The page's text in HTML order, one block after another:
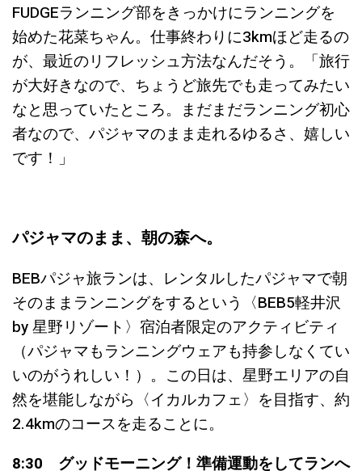
FUDGEランニング部をきっかけにランニングを
始めた花菜ちゃん。仕事終わりに3kmほど走るの
が、最近のリフレッシュ方法なんだそう。「旅行
が大好きなので、ちょうど旅先でも走ってみたい
なと思っていたところ。まだまだランニング初心
者なので、パジャマのまま走れるゆるさ、嬉しい
です！」
パジャマのまま、朝の森へ。
BEBパジャ旅ランは、レンタルしたパジャマで朝
そのままランニングをするという〈BEB5軽井沢
by 星野リゾート〉宿泊者限定のアクティビティ
（パジャマもランニングウェアも持参しなくてい
いのがうれしい！）。この日は、星野エリアの自
然を堪能しながら〈イカルカフェ〉を目指す、約
2.4kmのコースを走ることに。
8:30 グッドモーニング！準備運動をしてランへ